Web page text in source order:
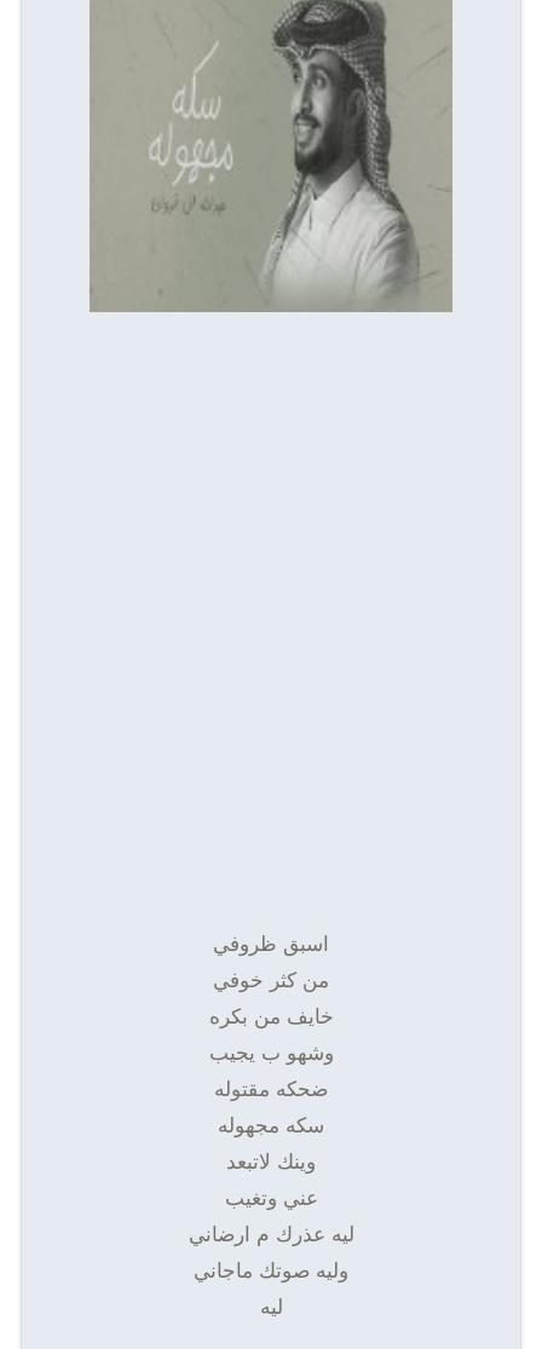
اسبق ظروفي
من كثر خوفي
خايف من بكره
وشهو ب يجيب
ضحكه مقتوله
سكه مجهوله
وينك لاتبعد
عني وتغيب
ليه عذرك م ارضاني
وليه صوتك ماجاني
ليه